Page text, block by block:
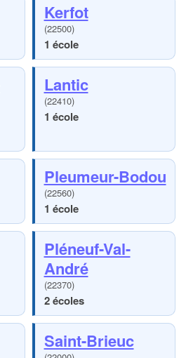
Kerfot
(22500)
1 école
Lantic
(22410)
1 école
Pleumeur-Bodou
(22560)
1 école
Pléneuf-Val-
André
(22370)
2 écoles
Saint-Brieuc